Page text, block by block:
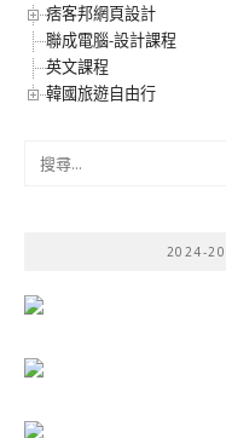
痞客邦網頁設計
聯成電腦-設計課程
英文課程
韓國旅遊自由行
2024-